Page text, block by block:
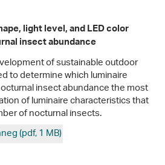
light level, and LED color
insect abundance
of sustainable outdoor
to determine which luminaire
insect abundance the most
of luminaire characteristics that
of nocturnal insects.
(pdf, 1 MB)